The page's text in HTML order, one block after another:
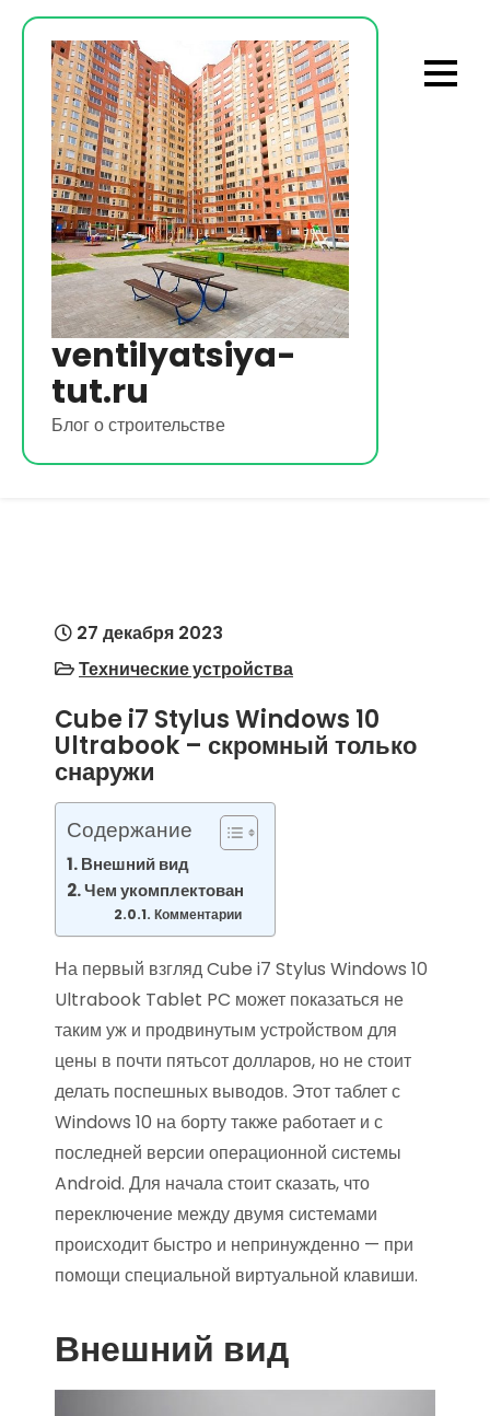
Перейти
содержимому
ventilyatsiya-
tut.ru
Блог о строительстве
27 декабря 2023
Технические устройства
Cube i7 Stylus Windows 10
Ultrabook – скромный только
снаружи
Содержание
Внешний вид
Чем укомплектован
Комментарии
На первый взгляд Cube i7 Stylus Windows 10
Ultrabook Tablet PC может показаться не
таким уж и продвинутым устройством для
цены в почти пятьсот долларов, но не стоит
делать поспешных выводов. Этот таблет с
Windows 10 на борту также работает и с
последней версии операционной системы
Android. Для начала стоит сказать, что
переключение между двумя системами
происходит быстро и непринужденно — при
помощи специальной виртуальной клавиши.
Внешний вид